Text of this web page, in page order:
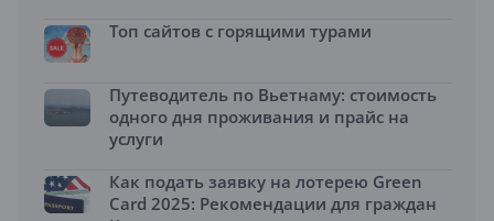
Топ сайтов с горящими турами
Путеводитель по Вьетнаму: стоимость
одного дня проживания и прайс на
услуги
Как подать заявку на лотерею Green
Card 2025: Рекомендации для граждан